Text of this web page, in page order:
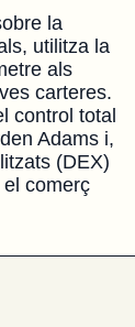
la
utilitza la
als
carteres.
control total
Adams i,
(DEX)
comerç